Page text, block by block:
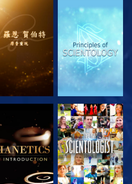
探索系列節目 探索系列節目
探索系列節目 觀看